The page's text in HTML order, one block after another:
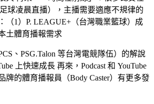
球凌晨直播），主播需要適應不規律的
（1）P. LEAGUE+（台灣職業籃球）成
土體育播報需求
、PSG.Talon 等台灣電競隊伍）的解說
上快速成長 再來，Podcast 和 YouTube
牌的體育播報員（Body Caster）有更多發